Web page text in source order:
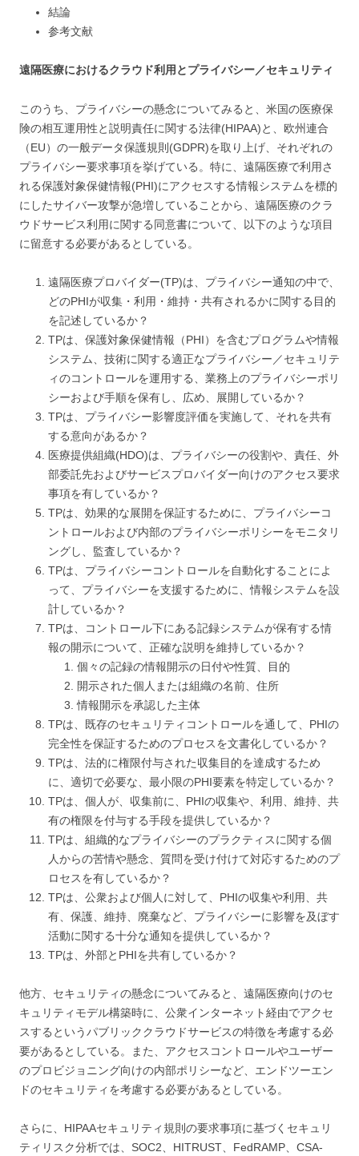
結論
参考文献
遠隔医療におけるクラウド利用とプライバシー／セキュリティ
このうち、プライバシーの懸念についてみると、米国の医療保
険の相互運用性と説明責任に関する法律(HIPAA)と、欧州連合
（EU）の一般データ保護規則(GDPR)を取り上げ、それぞれの
プライバシー要求事項を挙げている。特に、遠隔医療で利用さ
れる保護対象保健情報(PHI)にアクセスする情報システムを標的
にしたサイバー攻撃が急増していることから、遠隔医療のクラ
ウドサービス利用に関する同意書について、以下のような項目
に留意する必要があるとしている。
遠隔医療プロバイダー(TP)は、プライバシー通知の中で、
どのPHIが収集・利用・維持・共有されるかに関する目的
を記述しているか？
TPは、保護対象保健情報（PHI）を含むプログラムや情報
システム、技術に関する適正なプライバシー／セキュリテ
ィのコントロールを運用する、業務上のプライバシーポリ
シーおよび手順を保有し、広め、展開しているか？
TPは、プライバシー影響度評価を実施して、それを共有
する意向があるか？
医療提供組織(HDO)は、プライバシーの役割や、責任、外
部委託先およびサービスプロバイダー向けのアクセス要求
事項を有しているか？
TPは、効果的な展開を保証するために、プライバシーコ
ントロールおよび内部のプライバシーポリシーをモニタリ
ングし、監査しているか？
TPは、プライバシーコントロールを自動化することによ
って、プライバシーを支援するために、情報システムを設
計しているか？
TPは、コントロール下にある記録システムが保有する情
報の開示について、正確な説明を維持しているか？
個々の記録の情報開示の日付や性質、目的
開示された個人または組織の名前、住所
情報開示を承認した主体
TPは、既存のセキュリティコントロールを通して、PHIの
完全性を保証するためのプロセスを文書化しているか？
TPは、法的に権限付与された収集目的を達成するため
に、適切で必要な、最小限のPHI要素を特定しているか？
TPは、個人が、収集前に、PHIの収集や、利用、維持、共
有の権限を付与する手段を提供しているか？
TPは、組織的なプライバシーのプラクティスに関する個
人からの苦情や懸念、質問を受け付けて対応するためのプ
ロセスを有しているか？
TPは、公衆および個人に対して、PHIの収集や利用、共
有、保護、維持、廃棄など、プライバシーに影響を及ぼす
活動に関する十分な通知を提供しているか？
TPは、外部とPHIを共有しているか？
他方、セキュリティの懸念についてみると、遠隔医療向けのセ
キュリティモデル構築時に、公衆インターネット経由でアクセ
スするというパブリッククラウドサービスの特徴を考慮する必
要があるとしている。また、アクセスコントロールやユーザー
のプロビジョニング向けの内部ポリシーなど、エンドツーエン
ドのセキュリティを考慮する必要があるとしている。
さらに、HIPAAセキュリティ規則の要求事項に基づくセキュリ
ティリスク分析では、SOC2、HITRUST、FedRAMP、CSA-